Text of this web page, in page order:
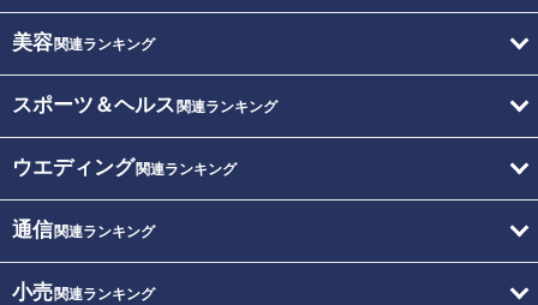
美容関連ランキング
スポーツ＆ヘルス 関連ランキング
ウエディング関連ランキング
通信関連ランキング
小売関連ランキング